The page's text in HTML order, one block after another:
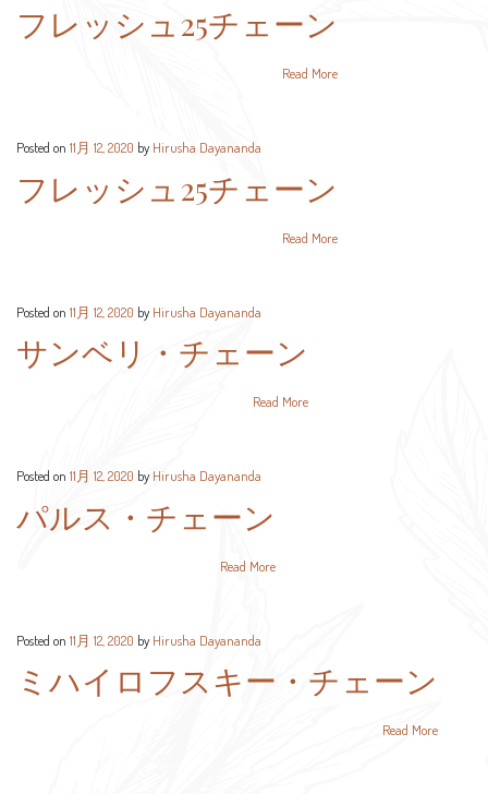
フレッシュ25チェーン
Read More
Posted on 11月 12, 2020 by Hirusha Dayananda
フレッシュ25チェーン
Read More
Posted on 11月 12, 2020 by Hirusha Dayananda
サンベリ・チェーン
Read More
Posted on 11月 12, 2020 byHirusha Dayananda
パルス・チェーン
Read More
Posted on 11月 12, 2020 by Hirusha Dayananda
ミハイロフスキー・チェーン
Read More